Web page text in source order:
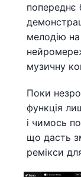
попереднє
мелодію на
музичну
Поки
функція
і чимось
що дасть
ремікси